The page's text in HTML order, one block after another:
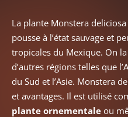
La plante Monstera
pousse à l’état sauvage et
tropicales du Mexique. On
d’autres régions telles que
du Sud et l’Asie. Monstera
et avantages. Il est utilisé
plante ornementale ou